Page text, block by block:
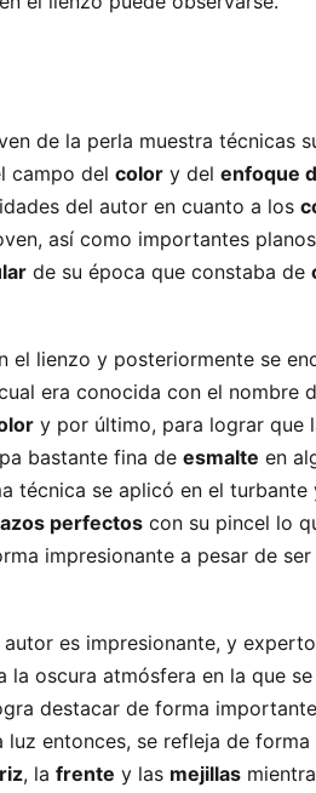
de la perla muestra técnicas
campo del color y del enfoque
del autor en cuanto a los
así como importantes
de su época que constaba de
el lienzo y posteriormente se
era conocida con el nombre
y por último, para lograr que
bastante fina de esmalte en
técnica se aplicó en el turbante
perfectos con su pincel lo
impresionante a pesar de ser
es impresionante, y
la oscura atmósfera en la que
destacar de forma
luz entonces, se refleja de
, la frente y las mejillas